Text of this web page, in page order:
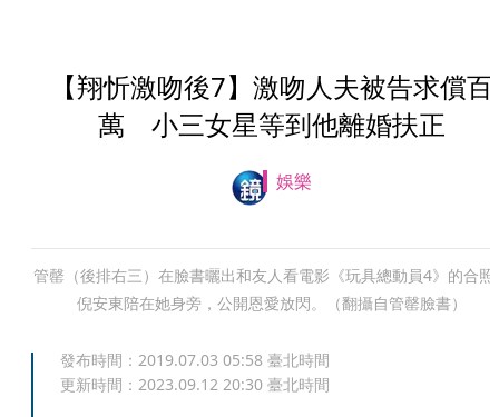
【翔忻激吻後7】激吻人夫被告求償百
萬 小三女星等到他離婚扶正
娛樂
管罄（後排右三）在臉書曬出和友人看電影《玩具總動員4》的合照
倪安東陪在她身旁，公開恩愛放閃。（翻攝自管罄臉書）
發布時間： 2019.07.03 05:58 臺北時間
更新時間： 2023.09.12 20:30 臺北時間